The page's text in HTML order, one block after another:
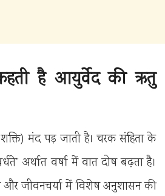
है आयुर्वेद की ऋतु
मंद पड़ जाती है। चरक संहिता के
अर्थात वर्षा में वात दोष बढ़ता है।
जीवनचर्या में विशेष अनुशासन की